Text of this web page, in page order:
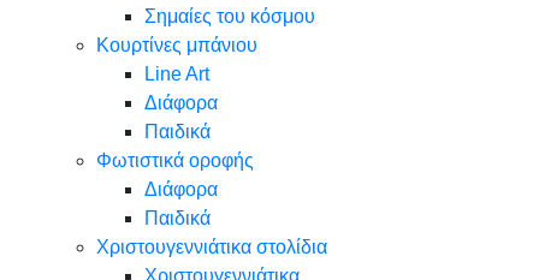
Σημαίες του κόσμου
Κουρτίνες μπάνιου
Line Art
Διάφορα
Παιδικά
Φωτιστικά οροφής
Διάφορα
Παιδικά
Χριστουγεννιάτικα στολίδια
Χριστουγεννιάτικα